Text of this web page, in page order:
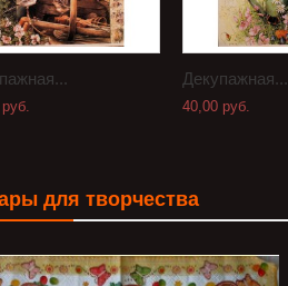
Декупажная...
40,00 руб.
для творчества